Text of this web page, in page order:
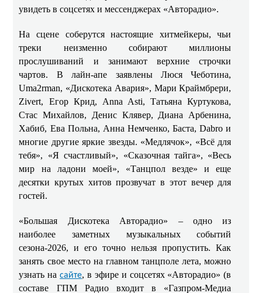
увидеть в соцсетях и мессенджерах «Авторадио».
На сцене соберутся настоящие хитмейкеры, чьи
треки неизменно собирают миллионы
прослушиваний и занимают верхние строчки
чартов. В лайн-апе заявлены Люся Чеботина,
Uma2rman, «Дискотека Авария», Мари Краймбрери,
Zivert, Егор Крид, Anna Asti, Татьяна Куртукова,
Стас Михайлов, Денис Клявер, Диана Арбенина,
Хабиб, Ева Польна, Анна Немченко, Баста, Dabro и
многие другие яркие звезды. «Медлячок», «Всё для
тебя», «Я счастливый», «Сказочная тайга», «Весь
мир на ладони моей», «Танцпол везде» и еще
десятки крутых хитов прозвучат в этот вечер для
гостей.
«Большая Дискотека Авторадио» – одно из
наиболее заметных музыкальных событий
сезона-2026, и его точно нельзя пропустить. Как
занять свое место на главном танцполе лета, можно
узнать насайте, в эфире и соцсетях «Авторадио» (в
составе ГПМ Радио входит в «Газпром-Медиа